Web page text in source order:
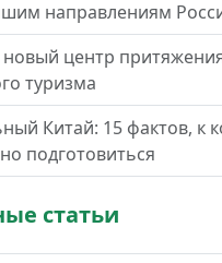
направлениям
центр
туризма
Китай: 15 фактов, к
подготовиться
статьи